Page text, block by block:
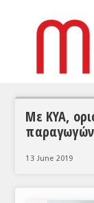
ΣΥΝΕΝΤΕΥΞΕΙΣ
ΘΕΜΑΤΑ
Με ΚΥΑ,
παραγωγών
13 June 2019